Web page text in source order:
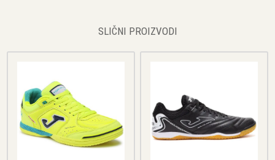
SLIČNI PROIZVODI